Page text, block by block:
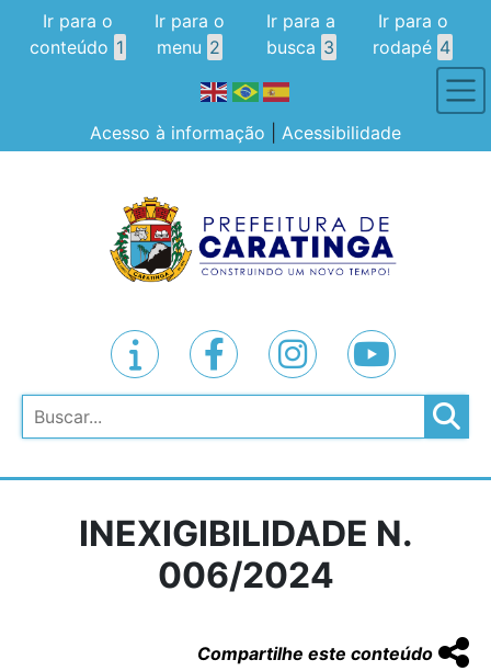
Ir para o
conteúdo 1
Ir para o
menu 2
Ir para a
busca 3
Ir para o
rodapé 4
Acesso à informação Acessibilidade
Pesquisar
INEXIGIBILIDADE N.
006/2024
Compartilhe este conteúdo